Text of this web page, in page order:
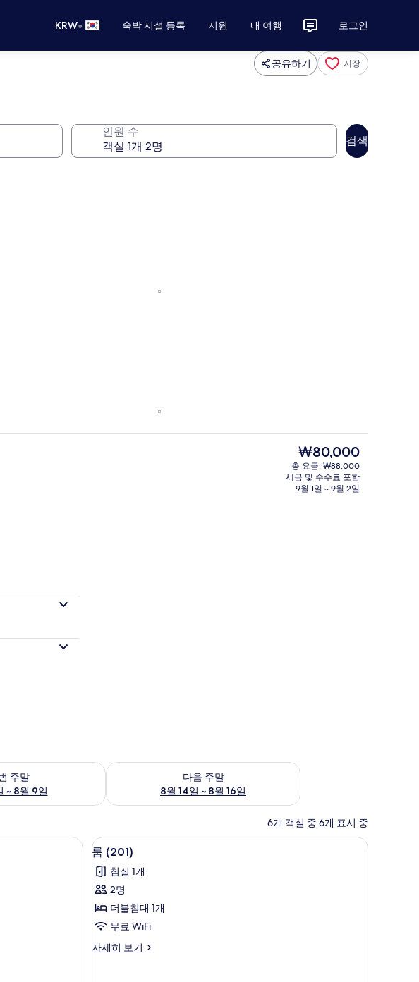
KRW• 숙박 시설 등록 지원 내 여행 로그인
공유하기 저장
인원 수
검색
현
재
가
격
₩80,000
총 요금: ₩88,000
세금 및 수수료 포함
9월 1일 ~ 9월 2일
주말
~ 8월 9일
여부 확인, 8월 7일 ~ 8월 9일
다음 주말
8월 14일 ~ 8월 16일
다음 주말 예약 가능 여부 확인, 8월 14일 ~ 8월 16일
6개 객실 중 6개 표시 중
룸
(201)
사
진
모
두
보
무료 WiFi, 각각 다른 스타일의 인테리어, 각각
8
룸 (201)
침실 1개
2명
더블침대 1개
무료 WiFi
자세히 보기
룸